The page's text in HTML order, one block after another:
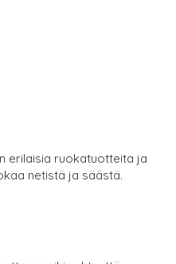
erilaisia ruokatuotteita ja
netistä ja säästä.